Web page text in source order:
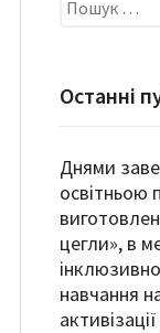
Останні
Днями завершилось навчання за
освітньою
цегли», в
навчання